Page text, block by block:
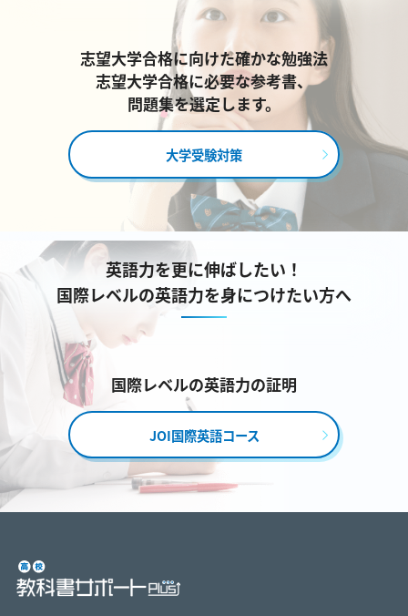
志望大学合格に向けた確かな勉強法
志望大学合格に必要な参考書、
問題集を選定します。
大学受験対策
英語力を更に伸ばしたい！
国際レベルの英語力を身につけたい方へ
国際レベルの英語力の証明
JOI国際英語コース